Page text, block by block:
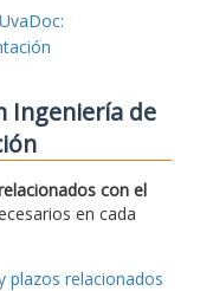
Ingeniería de
con el
en cada
plazos relacionados